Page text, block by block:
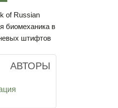
of Russian
биомеханика в
штифтов
АВТОРЫ